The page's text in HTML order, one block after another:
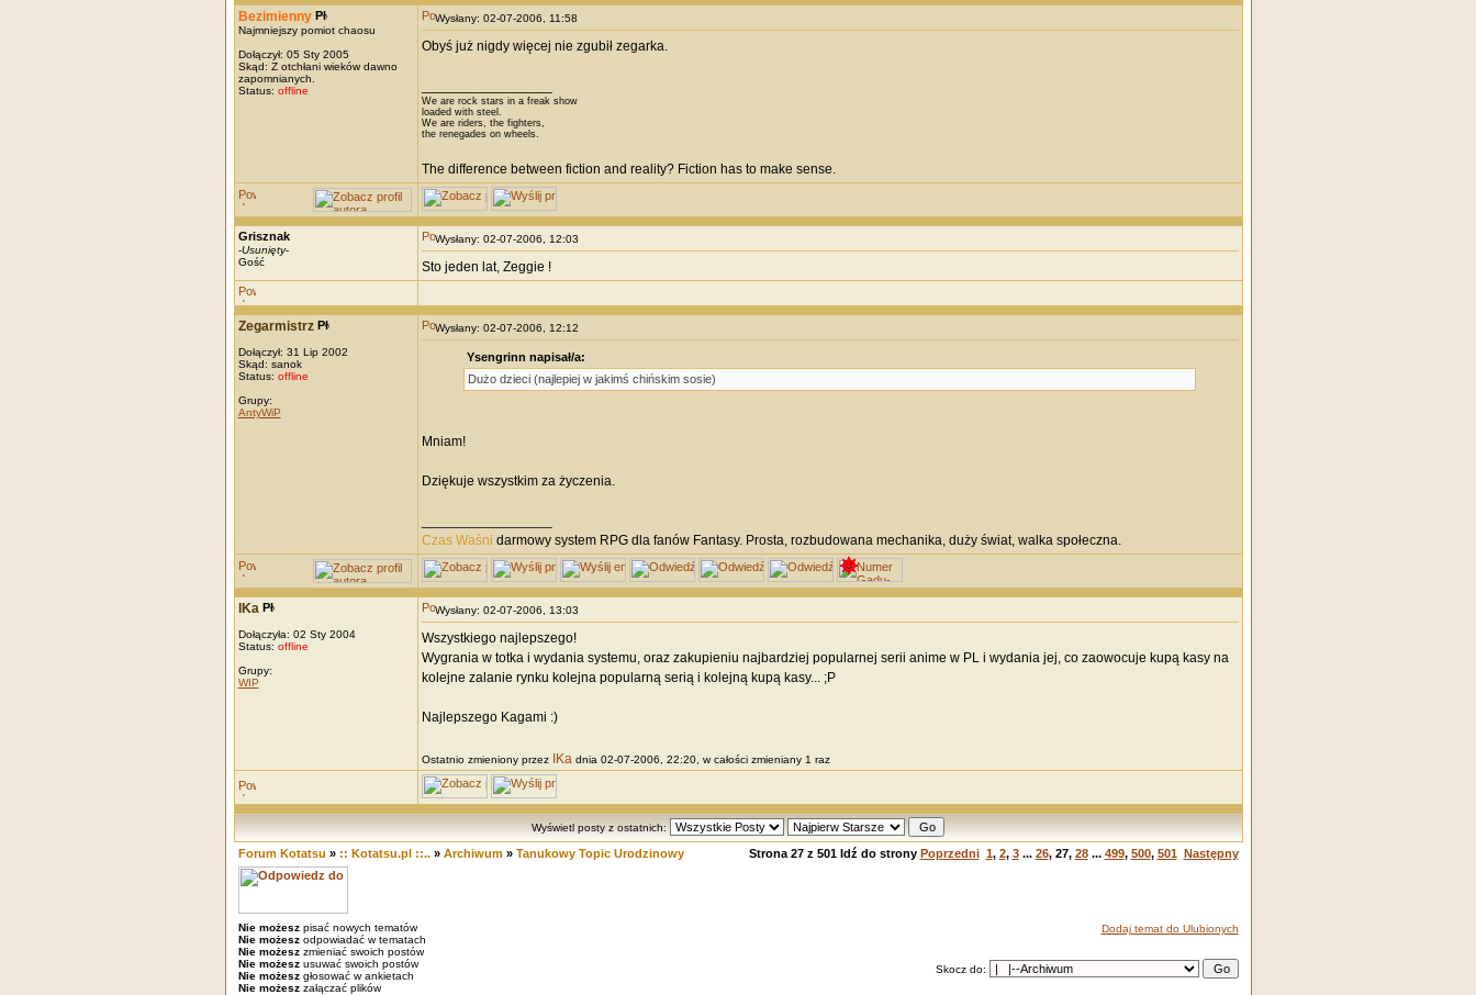
Bezimienny
Najmniejszy pomiot chaosu
Dołączył: 05 Sty 2005
Skąd: Z otchłani wieków dawno
zapomnianych.
Status: offline
Wysłany: 02-07-2006, 11:58
Obyś już nigdy więcej nie zgubił zegarka.
We are rock stars in a freak show
loaded with steel.
We are riders, the fighters,
the renegades on wheels.
The difference between fiction and reality? Fiction has to make sense.
Grisznak
-Usunięty-
Gość
Wysłany: 02-07-2006, 12:03
Sto jeden lat, Zeggie !
Zegarmistrz
Dołączył: 31 Lip 2002
Skąd: sanok
Status: offline
Grupy:
AntyWiP
Wysłany: 02-07-2006, 12:12
Ysengrinn napisał/a:
Dużo dzieci (najlepiej w jakimś chińskim sosie)
Mniam!
Dziękuje wszystkim za życzenia.
Czas Waśni darmowy system RPG dla fanów Fantasy. Prosta, rozbudowana mechanika, duży świat, walka społeczna.
IKa
Dołączyła: 02 Sty 2004
Status: offline
Grupy:
WIP
Wysłany: 02-07-2006, 13:03
Wszystkiego najlepszego!
Wygrania w totka i wydania systemu, oraz zakupieniu najbardziej popularnej serii anime w PL i wydania jej, co zaowocuje kupą kasy na
kolejne zalanie rynku kolejna popularną serią i kolejną kupą kasy... ;P
Najlepszego Kagami :)
Ostatnio zmieniony przez IKa dnia 02-07-2006, 22:20, w całości zmieniany 1 raz
Wyświetl posty z ostatnich:
Forum Kotatsu » :: Kotatsu.pl ::..» Archiwum» Tanukowy Topic Urodzinowy Strona 27z 501Idź do strony Poprzedni 1, 2, 3... 26, 27, 28... 499, 500, 501 Następny
Nie możeszpisać nowych tematów
Nie możeszodpowiadać w tematach
Nie możeszzmieniać swoich postów
Nie możeszusuwać swoich postów
Nie możeszgłosować w ankietach
Nie możeszzałączać plików
Dodaj temat do Ulubionych
Skocz do: